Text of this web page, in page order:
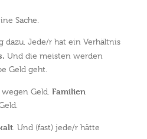
Sache.
dazu. Jede/r hat ein Verhältnis
Und die meisten werden
Geld geht.
Geld. Familien
. Und (fast) jede/r hätte